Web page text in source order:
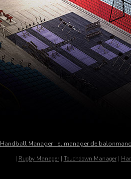
Handball Manager : el manager de
Rugby Manager| Touchdown Manager|